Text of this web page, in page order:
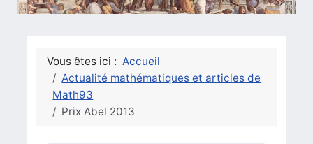
Vous êtes ici : Accueil
Actualité mathématiques et articles de
Math93
Prix Abel 2013